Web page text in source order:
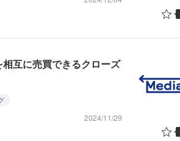
互に売買できるクローズ
2024/11/29